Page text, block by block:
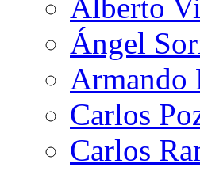
Alberto
Ángel
Armando
Carlos
Carlos